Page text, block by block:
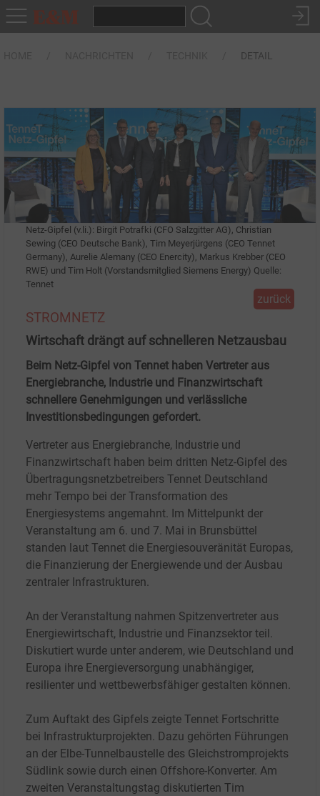
DETAIL
Netz-Gipfel (v.li.): Birgit Potrafki (CFO Salzgitter AG), Christian
Sewing (CEO Deutsche Bank), Tim Meyerjürgens (CEO Tennet
Germany), Aurelie Alemany (CEO Enercity), Markus Krebber (CEO
RWE) und Tim Holt (Vorstandsmitglied Siemens Energy) Quelle:
Tennet
zurück
STROMNETZ
Wirtschaft drängt auf schnelleren Netzausbau
Beim Netz-Gipfel von Tennet haben Vertreter aus
Energiebranche, Industrie und Finanzwirtschaft
schnellere Genehmigungen und verlässliche
Investitionsbedingungen gefordert.
Vertreter aus Energiebranche, Industrie und
Finanzwirtschaft haben beim dritten Netz-Gipfel des
Übertragungsnetzbetreibers Tennet Deutschland
mehr Tempo bei der Transformation des
Energiesystems angemahnt. Im Mittelpunkt der
Veranstaltung am 6. und 7. Mai in Brunsbüttel
standen laut Tennet die Energiesouveränität Europas,
die Finanzierung der Energiewende und der Ausbau
zentraler Infrastrukturen.
An der Veranstaltung nahmen Spitzenvertreter aus
Energiewirtschaft, Industrie und Finanzsektor teil.
Diskutiert wurde unter anderem, wie Deutschland und
Europa ihre Energieversorgung unabhängiger,
resilienter und wettbewerbsfähiger gestalten können.
Zum Auftakt des Gipfels zeigte Tennet Fortschritte
bei Infrastrukturprojekten. Dazu gehörten Führungen
an der Elbe-Tunnelbaustelle des Gleichstromprojekts
Südlink sowie durch einen Offshore-Konverter. Am
zweiten Veranstaltungstag diskutierten Tim